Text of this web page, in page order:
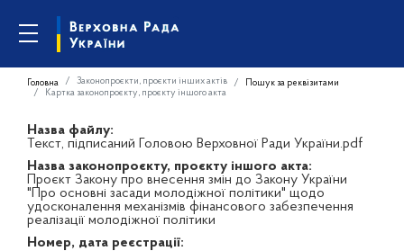
Головна Законопроєкти, проєкти інших актів
Пошук за реквізитами
Картка законопроєкту, проєкту іншого акта
Назва файлу:
Текст, підписаний Головою Верховної Ради України.pdf
Назва законопроєкту, проєкту іншого акта:
Проєкт Закону про внесення змін до Закону України
"Про основні засади молодіжної політики" щодо
удосконалення механізмів фінансового забезпечення
реалізації молодіжної політики
Номер, дата реєстрації: